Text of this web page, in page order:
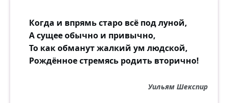
Когда и впрямь старо всё под луной,
А сущее обычно и привычно,
То как обманут жалкий ум людской,
Рождённое стремясь родить вторично!
Уильям Шекспир